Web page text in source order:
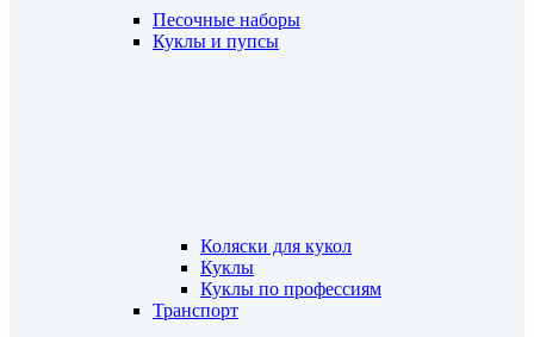
Песочные наборы
Куклы и пупсы
Коляски для кукол
Куклы
Куклы по профессиям
Транспорт